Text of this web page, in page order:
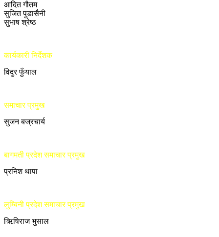
आदित गौतम
सुजित पुडासैनी
सुभाष श्रेष्ठ
कार्यकारी निर्देशक
विदुर फुँयाल
समाचार प्रमुख
सुजन बज्रचार्य
बागमती प्रदेश समाचार प्रमुख
प्रनिश थापा
लुम्बिनी प्रदेश समाचार प्रमुख
ऋिषिराज भुसाल